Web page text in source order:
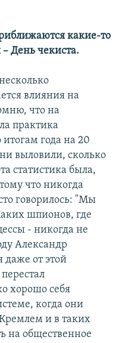
какие-то
День чекиста.
влияния на
что на
практика
итогам года на 20
выловили, сколько
статистика была,
что никогда
говорилось: "Мы
шпионов, где
- никогда не
Александр
даже от этой
хорошо себя
когда они
и в таких
на общественное